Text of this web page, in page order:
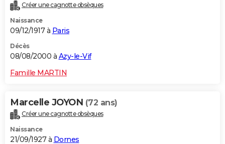
Créer une cagnotte obsèques
Naissance
09/12/1917 à Paris
Décès
08/08/2000 à Azy-le-Vif
Famille MARTIN
Marcelle JOYON (72 ans)
Créer une cagnotte obsèques
Naissance
21/09/1927 à Dornes